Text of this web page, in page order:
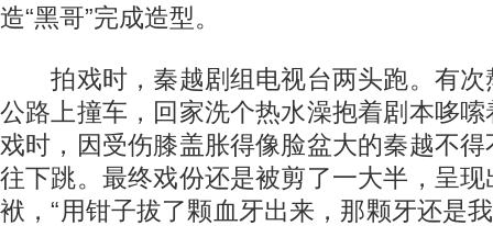
造“黑哥”完成造型。
拍戏时，秦越剧组电视台两头跑。有次
公路上撞车，回家洗个热水澡抱着剧本哆
戏时，因受伤膝盖胀得像脸盆大的秦越不
往下跳。最终戏份还是被剪了一大半，呈
袱，“用钳子拔了颗血牙出来，那颗牙还是